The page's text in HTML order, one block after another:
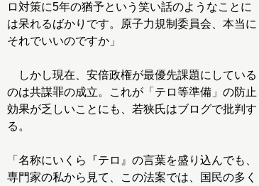
ロ対策に5年の猶予という笑い話のようなことに
は呆れるばかりです。原子力規制委員会、本当に
それでいいのですか」
しかし現在、安倍政権が最優先課題にしている
のは共謀罪の成立。これが「テロ等準備」の防止
効果が乏しいことにも、若狭氏はブログで批判す
る。
「名称にいくら『テロ』の言葉を盛り込んでも、
専門家の私から見て、この法案では、国民の多く